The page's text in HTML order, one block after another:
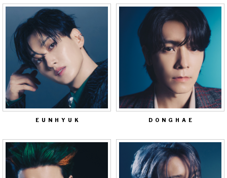
EUNHYUK DONGHAE